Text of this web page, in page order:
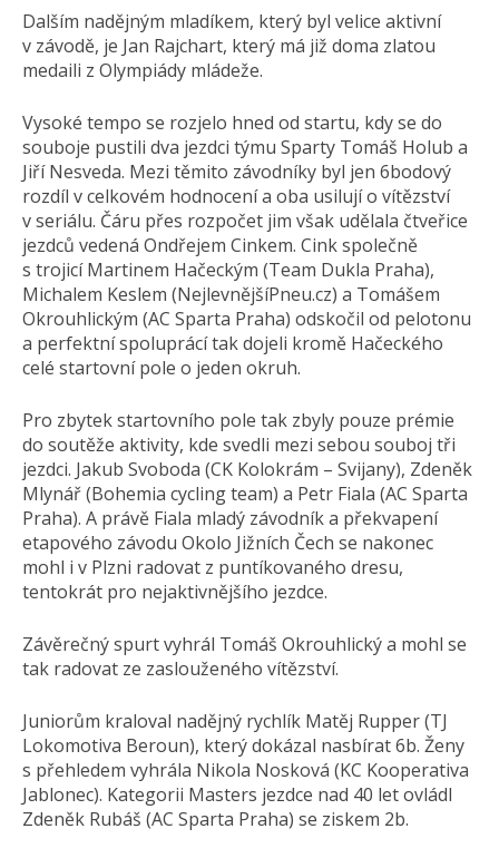
Dalším nadějným mladíkem, který byl velice aktivní
v závodě, je Jan Rajchart, který má již doma zlatou
medaili z Olympiády mládeže.
Vysoké tempo se rozjelo hned od startu, kdy se do
souboje pustili dva jezdci týmu Sparty Tomáš Holub a
Jiří Nesveda. Mezi těmito závodníky byl jen 6bodový
rozdíl v celkovém hodnocení a oba usilují o vítězství
v seriálu. Čáru přes rozpočet jim však udělala čtveřice
jezdců vedená Ondřejem Cinkem. Cink společně
s trojicí Martinem Hačeckým (Team Dukla Praha),
Michalem Keslem (NejlevnějšíP­neu.cz) a Tomášem
Okrouhlickým (AC Sparta Praha) odskočil od pelotonu
a perfektní spoluprácí tak dojeli kromě Hačeckého
celé startovní pole o jeden okruh.
Pro zbytek startovního pole tak zbyly pouze prémie
do soutěže aktivity, kde svedli mezi sebou souboj tři
jezdci. Jakub Svoboda (CK Kolokrám – Svijany), Zdeněk
Mlynář (Bohemia cycling team) a Petr Fiala (AC Sparta
Praha). A právě Fiala mladý závodník a překvapení
etapového závodu Okolo Jižních Čech se nakonec
mohl i v Plzni radovat z puntíkovaného dresu,
tentokrát pro nejaktivnějšího jezdce.
Závěrečný spurt vyhrál Tomáš Okrouhlický a mohl se
tak radovat ze zaslouženého vítězství.
Juniorům kraloval nadějný rychlík Matěj Rupper (TJ
Lokomotiva Beroun), který dokázal nasbírat 6b. Ženy
s přehledem vyhrála Nikola Nosková (KC Kooperativa
Jablonec). Kategorii Masters jezdce nad 40 let ovládl
Zdeněk Rubáš (AC Sparta Praha) se ziskem 2b.